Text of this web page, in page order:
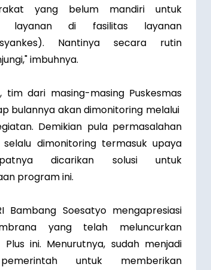
yang belum mandiri untuk
layanan di fasilitas layanan
Nantinya secara rutin
imbuhnya.
tim dari masing-masing Puskesmas
bulannya akan dimonitoring melalui
Demikian pula permasalahan
dimonitoring termasuk upaya
dicarikan solusi untuk
program ini.
Bambang Soesatyo mengapresiasi
yang telah meluncurkan
ini. Menurutnya, sudah menjadi
untuk memberikan